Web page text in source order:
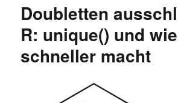
Doubletten
R: unique() und
schneller macht